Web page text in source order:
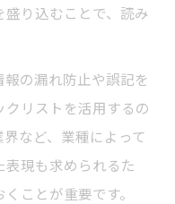
り込むことで、読み
の漏れ防止や誤記を
リストを活用するの
など、業種によって
現も求められるた
ことが重要です。